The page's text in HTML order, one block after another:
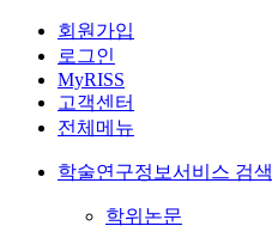
회원가입
로그인
MyRISS
고객센터
전체메뉴
학술연구정보서비스 검색
학위논문